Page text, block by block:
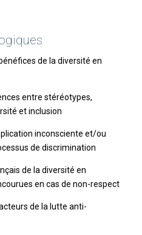
de la diversité en
entre stéréotypes,
et inclusion
inconsciente et/ou
de discrimination
de la diversité en
en cas de non-respect
de la lutte anti-